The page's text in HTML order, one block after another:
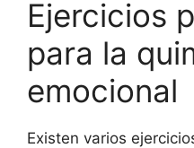
Ejercicios
para la
emocional
Existen varios